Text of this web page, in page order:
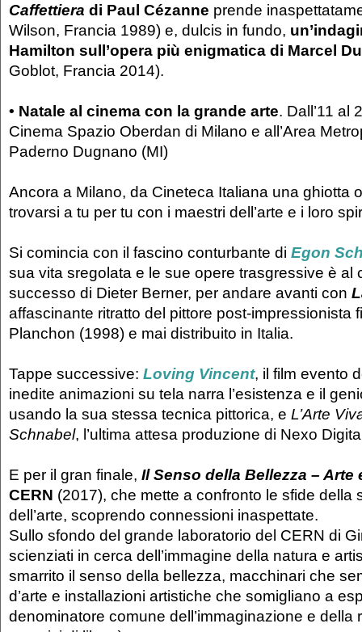
Caffettiera di Paul Cézanne prende
Wilson, Francia 1989) e, dulcis in fundo,
Hamilton sull’opera più enigmatica di Marcel
Goblot, Francia 2014).
• Natale al cinema con la grande arte. Dall’11 al
Cinema Spazio Oberdan di Milano e all’Area
Paderno Dugnano (MI)
Ancora a Milano, da Cineteca Italiana una ghiotta
trovarsi a tu per tu con i maestri dell’arte e i loro
Si comincia con il fascino conturbante di Egon
sua vita sregolata e le sue opere trasgressive è al
successo di Dieter Berner, per andare avanti con
affascinante ritratto del pittore post-impressionista
Planchon (1998) e mai distribuito in Italia.
Tappe successive: Loving Vincent, il film evento
inedite animazioni su tela narra l’esistenza e il
usando la sua stessa tecnica pittorica, e L’Arte
Schnabel, l’ultima attesa produzione di Nexo
E per il gran finale, Il Senso della Bellezza – Arte
CERN (2017), che mette a confronto le sfide della
dell’arte, scoprendo connessioni inaspettate.
Sullo sfondo del grande laboratorio del CERN di
scienziati in cerca dell’immagine della natura e
smarrito il senso della bellezza, macchinari che
d’arte e installazioni artistiche che somigliano a
denominatore comune dell’immaginazione e della